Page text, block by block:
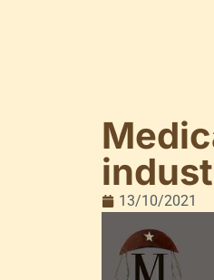
13/10/2021